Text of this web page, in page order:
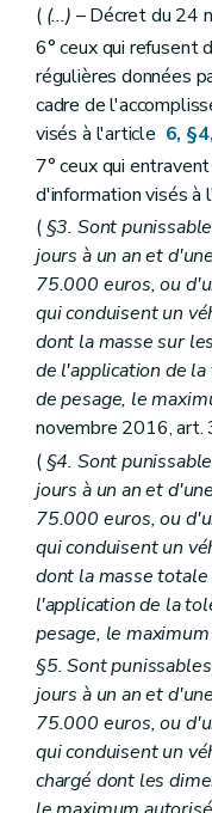
( (...) – Décret du 24
6° ceux qui refusent
régulières données
cadre de
visés à l'article 6,
7° ceux qui
d'information visés à
(§3. Sont
jours à un an et
75.000 euros, ou
qui conduisent un
dont la masse sur
de l'application de
de pesage, le
novembre 2016, art.
( §4. Sont
jours à un an et
75.000 euros, ou
qui conduisent un
dont la masse totale
l'application de la
pesage, le
§5. Sont
jours à un an et
75.000 euros, ou
qui conduisent un
chargé dont les